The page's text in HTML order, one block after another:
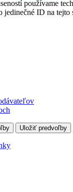
používame
jedinečné ID na
Uložiť predvoľby